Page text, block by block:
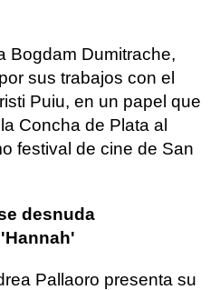
Bogdam Dumitrache,
sus trabajos con el
Puiu, en un papel que
Concha de Plata al
festival de cine de San
desnuda
Pallaoro presenta su